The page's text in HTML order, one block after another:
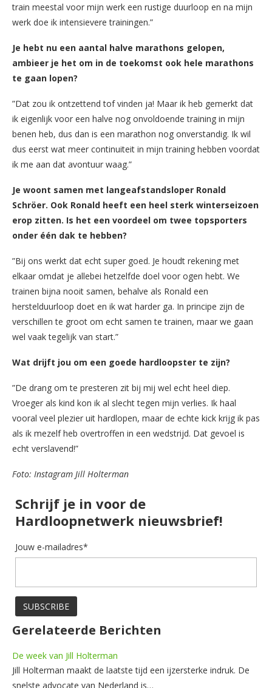
train meestal voor mijn werk een rustige duurloop en na mijn
werk doe ik intensievere trainingen.”
Je hebt nu een aantal halve marathons gelopen,
ambieer je het om in de toekomst ook hele marathons
te gaan lopen?
”Dat zou ik ontzettend tof vinden ja! Maar ik heb gemerkt dat
ik eigenlijk voor een halve nog onvoldoende training in mijn
benen heb, dus dan is een marathon nog onverstandig. Ik wil
dus eerst wat meer continuiteit in mijn training hebben voordat
ik me aan dat avontuur waag.”
Je woont samen met langeafstandsloper Ronald
Schröer. Ook Ronald heeft een heel sterk winterseizoen
erop zitten. Is het een voordeel om twee topsporters
onder één dak te hebben?
”Bij ons werkt dat echt super goed. Je houdt rekening met
elkaar omdat je allebei hetzelfde doel voor ogen hebt. We
trainen bijna nooit samen, behalve als Ronald een
herstelduurloop doet en ik wat harder ga. In principe zijn de
verschillen te groot om echt samen te trainen, maar we gaan
wel vaak tegelijk van start.”
Wat drijft jou om een goede hardloopster te zijn?
”De drang om te presteren zit bij mij wel echt heel diep.
Vroeger als kind kon ik al slecht tegen mijn verlies. Ik haal
vooral veel plezier uit hardlopen, maar de echte kick krijg ik pas
als ik mezelf heb overtroffen in een wedstrijd. Dat gevoel is
echt verslavend!”
Foto: Instagram Jill Holterman
Schrijf je in voor de
Hardloopnetwerk nieuwsbrief!
Jouw e-mailadres*
Gerelateerde Berichten
De week van Jill Holterman
Jill Holterman maakt de laatste tijd een ijzersterke indruk. De
snelste advocate van Nederland is…